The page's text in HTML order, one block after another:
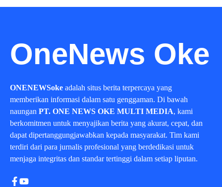
OneNews Oke
ONENEWSoke adalah situs berita terpercaya yang
memberikan informasi dalam satu genggaman. Di bawah
naungan PT. ONE NEWS OKE MULTI MEDIA, kami
berkomitmen untuk menyajikan berita yang akurat, cepat, dan
dapat dipertanggungjawabkan kepada masyarakat. Tim kami
terdiri dari para jurnalis profesional yang berdedikasi untuk
menjaga integritas dan standar tertinggi dalam setiap liputan.